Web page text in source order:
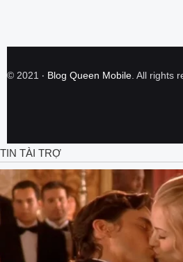
© 2021 ‧ Blog Queen Mobile. All rights